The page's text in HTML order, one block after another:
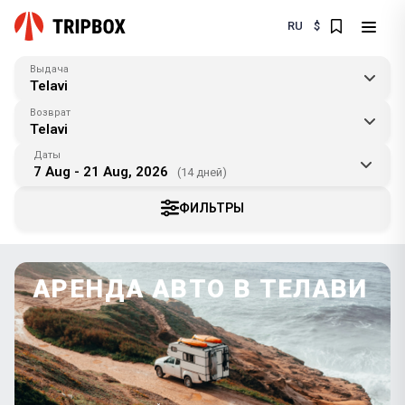
RU $
Выдача
Telavi
Возврат
Telavi
Даты
7 Aug - 21 Aug, 2026 (14 дней)
ФИЛЬТРЫ
АРЕНДА АВТО В ТЕЛАВИ